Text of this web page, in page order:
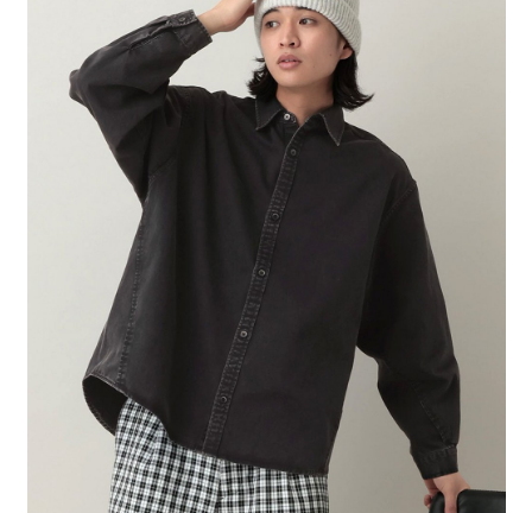
2.透過簡訊連結打開帳單後，可選擇「超商條碼／台灣大直營門市／銀行轉
帳／街口支付／iPASS MONEY」等通路繳費。
【注意事項】
1.本服務係由「台灣大哥大股份有限公司」（以下簡稱本公司）所提供，讓
用戶於交易時，得透過本服務購買商品或服務，並由商店將買賣／分期付款
買賣價金債權讓與本公司後，依約使用本公司帳單繳交帳款。
2.基於同意付款使用「大哥付你分期」之契約關係目的，商店將以您的個人
資料（包含姓名、電話或地址）提供予台灣大哥大進項蒐集、處理及利用，
由本公司與您本人進行分期帳單所需資料之確認、核對及更正。
3.完整用戶服務條款，請詳閱以下連結：
１．於結帳方式選擇「AFTEE先享後付」後，將跳轉至「AFTEE先享後付」
結帳頁面，進行簡訊認證並確認金額後，即可完成結帳。
２．訂單成立數日內，您將收到繳費通知簡訊。
３．收到繳費通知簡訊後14天內，點擊此簡訊中的連結，可透過四大超商／
ATM／網路銀行／等多元方式進行付款，方視為交易完成。
※ 請注意：結帳手續完成當下不需立刻繳費，但若您需要取消訂單，請聯絡
購買商品的店家。未經商家同意取消之訂單仍視為有效，需透過AFTEE先享
後付繳納相關費用。
※ 交易是否成功請以「AFTEE先享後付 」之結帳頁面顯示為準，若有關於
是否繳費成功／繳費後需取消欲退款等相關疑問，請聯繫「AFTEE先享後付
https://netprotections.freshdesk.com/support/home
１．透過由恩沛科技股份有限公司提供之「AFTEE先享後付」服務完成之交
易，需依本服務之必要範圍內提供個人資料，並將交易相關給付款項請求債
權轉讓予恩沛科技股份有限公司。
２．關於個人資料處理事宜，請瀏覽以下網址：
https://aftee.tw/terms/#terms3
３．未成年的使用者請事先徵得法定代理人或監護人之同意方可使用
「AFTEE先享後付」，若未經同意申辦者引起之損失，本公司不負相關責
４．使用「AFTEE先享後付」時，將依據個別帳號之用戶狀況，依本公司即
時審查核予不同之上限額度；若仍有額度不足之情形，本公司將視審查結果
請求用戶進行身份認證。
５．嚴禁一人註冊多個帳號或使用他人資訊註冊。若發現惡意使用之情形，
每筆NT$80，滿NT$888(含以上)免運費
7-11 取貨付款
每筆NT$80，滿NT$1,500(含以上)免運費
付款後 7-11取貨
每筆NT$80，滿NT$1,500(含以上)免運費
每筆NT$80，滿NT$1,500(含以上)免運費